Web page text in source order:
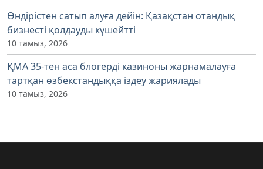
Өндірістен сатып алуға дейін: Қазақстан отандық
бизнесті қолдауды күшейтті
10 тамыз, 2026
ҚМА 35-тен аса блогерді казиноны жарнамалауға
тартқан өзбекстандыққа іздеу жариялады
10 тамыз, 2026